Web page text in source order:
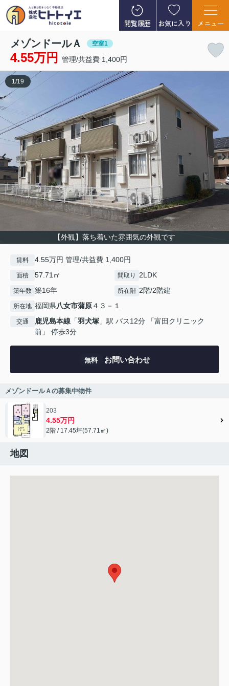
閲覧履歴 お気に入り メニュー
メゾンドールＡ 空室1
4.55万円 管理/共益費 1,400円
【外観】落ち着いた雰囲気の外観です
1 /19
賃料 4.55万円 管理/共益費 1,400円
面積 57.71㎡ 間取り 2LDK
築年数 築16年 所在階 2階/2階建
所在地 福岡県八女市蒲原４３－１
交通 鹿児島本線 「羽犬塚 」駅 バス12分 「富田クリニック
前」 停歩3分
無料 お問い合わせ
メゾンドールＡの募集中物件
203
4.55万円
2階 / 17.45坪(57.71㎡)
地図